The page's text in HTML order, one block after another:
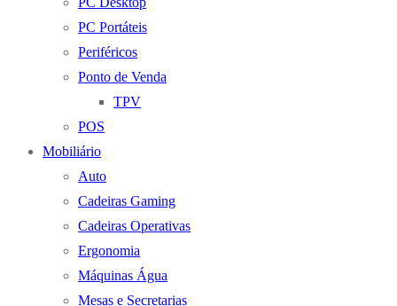
PC Portáteis
Periféricos
Ponto de Venda
TPV
POS
Mobiliário
Auto
Cadeiras Gaming
Cadeiras Operativas
Ergonomia
Máquinas Água
Mesas e Secretarias